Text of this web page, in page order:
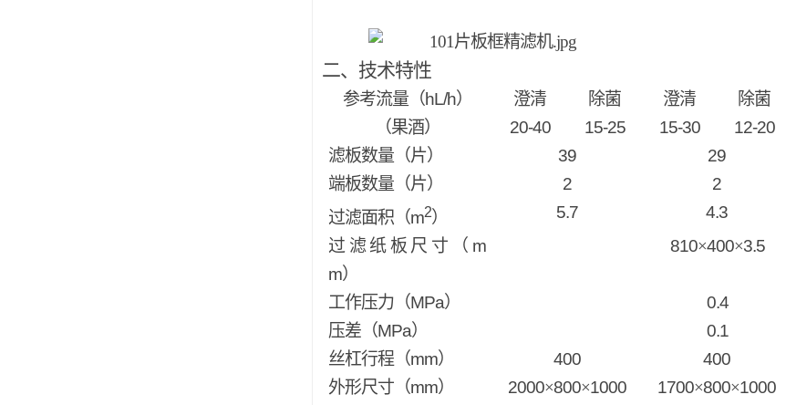
二、技术特性
参考流量（hL/h）
（果酒）
澄清 除菌 澄清 除菌
20-40
15-25 15-30 12-20
滤板数量（片）
39 29
端板数量（片）
2 2
过滤面积（m2） 5.7 4.3
过滤纸板尺寸（ m
m）
810×400×3.5
工作压力（MPa）
0.4
压差（MPa）
0.1
丝杠行程（mm） 400 400
外形尺寸（mm）
2000×800×1000 1700×800×1000